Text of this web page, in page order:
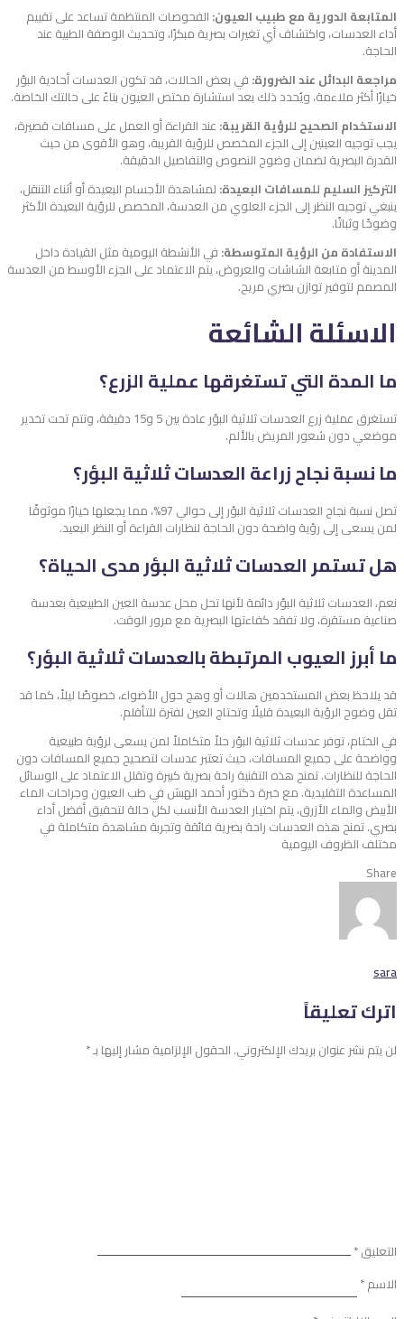
المتابعة الدورية مع طبيب العيون: الفحوصات المنتظمة تساعد على تقييم
أداء العدسات، واكتشاف أي تغيرات بصرية مبكرًا، وتحديث الوصفة الطبية عند
الحاجة.
مراجعة البدائل عند الضرورة: في بعض الحالات، قد تكون العدسات أحادية البؤر
خيارًا أكثر ملاءمة، ويُحدد ذلك بعد استشارة مختص العيون بناءً على حالتك الخاصة.
الاستخدام الصحيح للرؤية القريبة: عند القراءة أو العمل على مسافات قصيرة،
يجب توجيه العينين إلى الجزء المخصص للرؤية القريبة، وهو الأقوى من حيث
القدرة البصرية لضمان وضوح النصوص والتفاصيل الدقيقة.
التركيز السليم للمسافات البعيدة: لمشاهدة الأجسام البعيدة أو أثناء التنقل،
ينبغي توجيه النظر إلى الجزء العلوي من العدسة، المخصص للرؤية البعيدة الأكثر
وضوحًا وثباتًا.
الاستفادة من الرؤية المتوسطة: في الأنشطة اليومية مثل القيادة داخل
المدينة أو متابعة الشاشات والعروض، يتم الاعتماد على الجزء الأوسط من العدسة
المصمم لتوفير توازن بصري مريح.
الاسئلة الشائعة
ما المدة التي تستغرقها عملية الزرع؟
تستغرق عملية زرع العدسات ثلاثية البؤر عادة بين 5 و15 دقيقة، وتتم تحت تخدير
موضعي دون شعور المريض بالألم.
ما نسبة نجاح زراعة العدسات ثلاثية البؤر؟
تصل نسبة نجاح العدسات ثلاثية البؤر إلى حوالي 97%، مما يجعلها خيارًا موثوقًا
لمن يسعى إلى رؤية واضحة دون الحاجة لنظارات القراءة أو النظر البعيد.
هل تستمر العدسات ثلاثية البؤر مدى الحياة؟
نعم، العدسات ثلاثية البؤر دائمة لأنها تحل محل عدسة العين الطبيعية بعدسة
صناعية مستقرة، ولا تفقد كفاءتها البصرية مع مرور الوقت.
ما أبرز العيوب المرتبطة بالعدسات ثلاثية البؤر؟
قد يلاحظ بعض المستخدمين هالات أو وهج حول الأضواء، خصوصًا ليلاً، كما قد
تقل وضوح الرؤية البعيدة قليلًا وتحتاج العين لفترة للتأقلم.
في الختام، توفر عدسات ثلاثية البؤر حلاً متكاملاً لمن يسعى لرؤية طبيعية
وواضحة على جميع المسافات، حيث تعتبر عدسات لتصحيح جميع المسافات دون
الحاجة للنظارات. تمنح هذه التقنية راحة بصرية كبيرة وتقلل الاعتماد على الوسائل
المساعدة التقليدية. مع خبرة دكتور أحمد الهبش في طب العيون وجراحات الماء
الأبيض والماء الأزرق، يتم اختيار العدسة الأنسب لكل حالة لتحقيق أفضل أداء
بصري. تمنح هذه العدسات راحة بصرية فائقة وتجربة مشاهدة متكاملة في
مختلف الظروف اليومية
Share
sara
اترك تعليقاً
لن يتم نشر عنوان بريدك الإلكتروني. الحقول الإلزامية مشار إليها بـ*
التعليق*
الاسم*